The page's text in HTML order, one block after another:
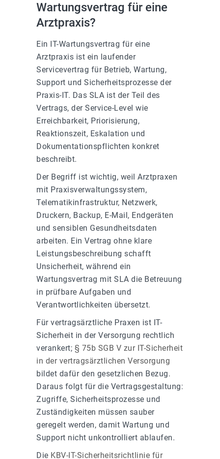
Wartungsvertrag für eine
Arztpraxis?
Ein IT-Wartungsvertrag für eine
Arztpraxis ist ein laufender
Servicevertrag für Betrieb, Wartung,
Support und Sicherheitsprozesse der
Praxis-IT. Das SLA ist der Teil des
Vertrags, der Service-Level wie
Erreichbarkeit, Priorisierung,
Reaktionszeit, Eskalation und
Dokumentationspflichten konkret
beschreibt.
Der Begriff ist wichtig, weil Arztpraxen
mit Praxisverwaltungssystem,
Telematikinfrastruktur, Netzwerk,
Druckern, Backup, E-Mail, Endgeräten
und sensiblen Gesundheitsdaten
arbeiten. Ein Vertrag ohne klare
Leistungsbeschreibung schafft
Unsicherheit, während ein
Wartungsvertrag mit SLA die Betreuung
in prüfbare Aufgaben und
Verantwortlichkeiten übersetzt.
Für vertragsärztliche Praxen ist IT-
Sicherheit in der Versorgung rechtlich
verankert; § 75b SGB V zur IT-Sicherheit
in der vertragsärztlichen Versorgung
bildet dafür den gesetzlichen Bezug.
Daraus folgt für die Vertragsgestaltung:
Zugriffe, Sicherheitsprozesse und
Zuständigkeiten müssen sauber
geregelt werden, damit Wartung und
Support nicht unkontrolliert ablaufen.
Die KBV-IT-Sicherheitsrichtlinie für